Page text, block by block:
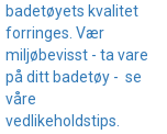
badetøyets kvalitet
forringes. Vær
miljøbevisst - ta vare
på ditt badetøy - se
våre
vedlikeholdstips.